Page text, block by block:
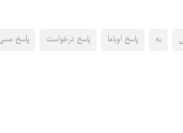
به پاسخ اوباما پاسخ درخواست پاسخ